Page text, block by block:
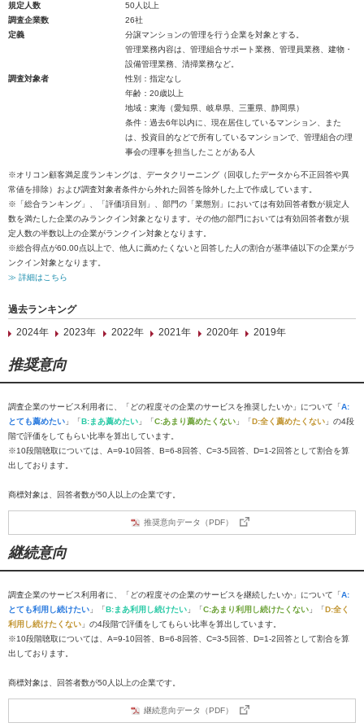
規定人数
50人以上
調査企業数
26社
定義
分譲マンションの管理を行う企業を対象とする。
管理業務内容は、管理組合サポート業務、管理員業務、建物・
設備管理業務、清掃業務など。
調査対象者
性別：指定なし
年齢：20歳以上
地域：東海（愛知県、岐阜県、三重県、静岡県）
条件：過去6年以内に、現在居住しているマンション、また
は、投資目的などで所有しているマンションで、管理組合の理
事会の理事を担当したことがある人
※オリコン顧客満足度ランキングは、データクリーニング（回収したデータから不正回答や異
常値を排除）および調査対象者条件から外れた回答を除外した上で作成しています。
※「総合ランキング」、「評価項目別」、部門の「業態別」においては有効回答者数が規定人
数を満たした企業のみランクイン対象となります。その他の部門においては有効回答者数が規
定人数の半数以上の企業がランクイン対象となります。
※総合得点が60.00点以上で、他人に薦めたくないと回答した人の割合が基準値以下の企業がラ
ンクイン対象となります。
≫ 詳細はこちら
過去ランキング
2024年
2023年 2022年 2021年 2020年 2019年
推奨意向
調査企業のサービス利用者に、「どの程度その企業のサービスを推奨したいか」について「A:
とても薦めたい 」「B:まあ薦めたい 」「C:あまり薦めたくない 」「D:全く薦めたくない 」の4段
階で評価をしてもらい比率を算出しています。
※10段階聴取については、A=9-10回答、B=6-8回答、C=3-5回答、D=1-2回答として割合を算
出しております。
商標対象は、回答者数が50人以上の企業です。
推奨意向データ（PDF）
継続意向
調査企業のサービス利用者に、「どの程度その企業のサービスを継続したいか」について「A:
とても利用し続けたい 」「B:まあ利用し続けたい 」「C:あまり利用し続けたくない 」「D:全く
利用し続けたくない 」の4段階で評価をしてもらい比率を算出しています。
※10段階聴取については、A=9-10回答、B=6-8回答、C=3-5回答、D=1-2回答として割合を算
出しております。
商標対象は、回答者数が50人以上の企業です。
継続意向データ（PDF）